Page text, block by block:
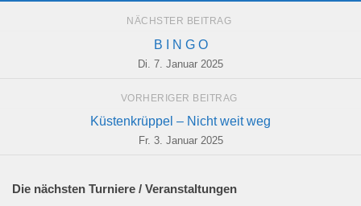
NÄCHSTER BEITRAG
B I N G O
Di. 7. Januar 2025
VORHERIGER BEITRAG
Küstenkrüppel – Nicht weit weg
Fr. 3. Januar 2025
Die nächsten Turniere / Veranstaltungen